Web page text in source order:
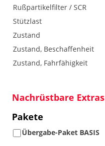
Rußpartikelfilter / SCR
Stützlast
Zustand
Zustand, Beschaffenheit
Zustand, Fahrfähigkeit
Nachrüstbare Extras
Pakete
Übergabe-Paket BASIS